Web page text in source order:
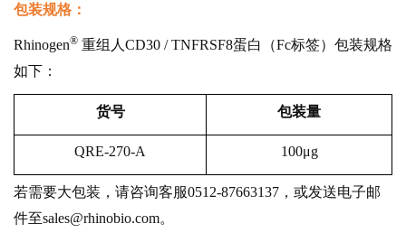
包装规格：
Rhinogen® 重组人CD30 / TNFRSF8蛋白（Fc标签）包装规格
如下：
货号 包装量
QRE-270-A 100μg
若需要大包装，请咨询客服0512-87663137，或发送电子邮
件至sales@rhinobio.com。